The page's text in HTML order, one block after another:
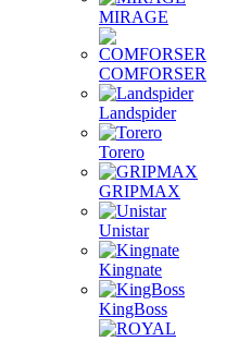
MIRAGE
COMFORSER
Landspider
Torero
GRIPMAX
Unistar
Kingnate
KingBoss